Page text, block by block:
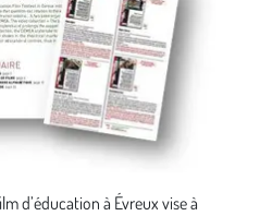
d’éducation à Évreux vise à